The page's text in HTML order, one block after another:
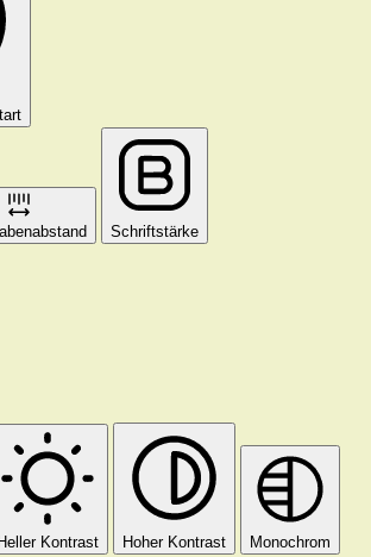
Schriftstärke
Heller Kontrast Hoher Kontrast Monochrom